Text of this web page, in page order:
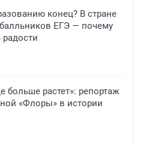
конец? В стране
ЕГЭ — почему
больше растет»: репортаж
«Флоры» в истории